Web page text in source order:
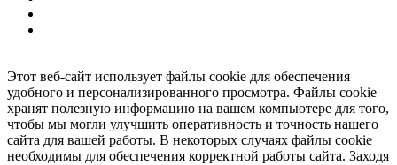
Этот веб-сайт использует файлы cookie для обеспечения
удобного и персонализированного просмотра. Файлы cookie
хранят полезную информацию на вашем компьютере для того,
чтобы мы могли улучшить оперативность и точность нашего
сайта для вашей работы. В некоторых случаях файлы cookie
необходимы для обеспечения корректной работы сайта. Заходя